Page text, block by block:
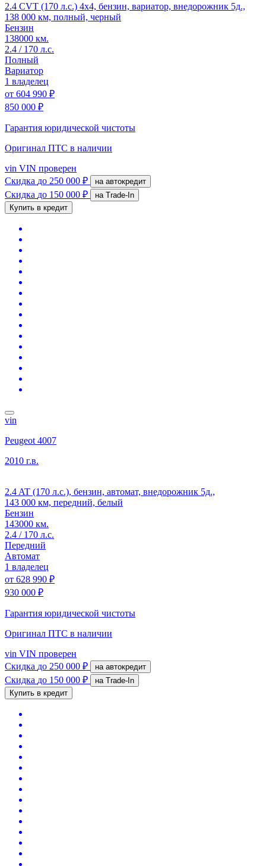
2.4 CVT (170 л.с.) 4x4, бензин, вариатор, внедорожник 5д.,
138 000 км, полный, черный
Бензин
138000 км.
2.4 / 170 л.с.
Полный
Вариатор
1 владелец
от 604 990 ₽
850 000 ₽
Гарантия юридической чистоты
Оригинал ПТС в наличии
vin VIN проверен
Скидка до 250 000 ₽ на автокредит
Скидка до 150 000 ₽
на Trade-In
Купить в кредит
vin
Peugeot 4007
2010 г.в.
2.4 AT (170 л.с.), бензин, автомат, внедорожник 5д.,
143 000 км, передний, белый
Бензин
143000 км.
2.4 / 170 л.с.
Передний
Автомат
1 владелец
от 628 990 ₽
930 000 ₽
Гарантия юридической чистоты
Оригинал ПТС в наличии
vin VIN проверен
Скидка до 250 000 ₽ на автокредит
Скидка до 150 000 ₽
на Trade-In
Купить в кредит